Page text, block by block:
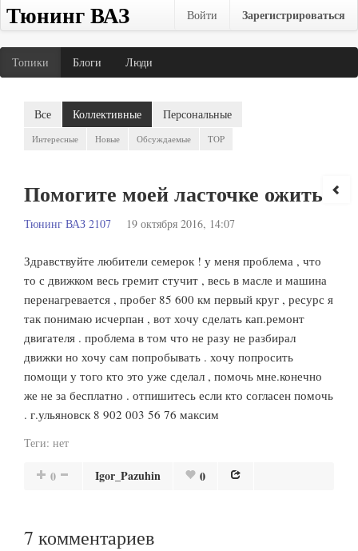
Тюнинг ВАЗ Войти Зарегистрироваться
Топики Блоги Люди
Все Коллективные Персональные
Интересные Новые Обсуждаемые TOP
Помогите моей ласточке ожить
Тюнинг ВАЗ 2107 19 октября 2016, 14:07
Здравствуйте любители семерок ! у меня проблема , что
то с движком весь гремит стучит , весь в масле и машина
перенагревается , пробег 85 600 км первый круг , ресурс я
так понимаю исчерпан , вот хочу сделать кап.ремонт
двигателя . проблема в том что не разу не разбирал
движки но хочу сам попробывать . хочу попросить
помощи у того кто это уже сделал , помочь мне.конечно
же не за бесплатно . отпишитесь если кто согласен помочь
. г.ульяновск 8 902 003 56 76 максим
Теги: нет
0 Igor_Pazuhin 0
7 комментариев